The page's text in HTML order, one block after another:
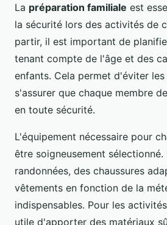
La préparation familiale est
la sécurité lors des activités de
partir, il est important de
tenant compte de l'âge et des
enfants. Cela permet d'éviter
s'assurer que chaque membre
en toute sécurité.
L'équipement nécessaire pour
être soigneusement sélectionné.
randonnées, des chaussures
vêtements en fonction de la
indispensables. Pour les
utile d'apporter des matériaux